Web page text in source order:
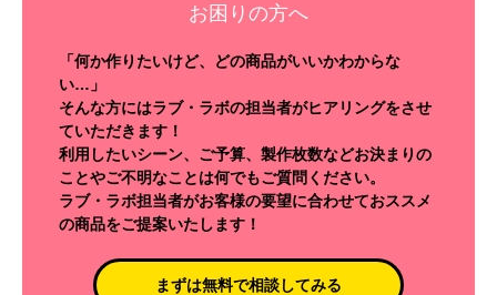
お困りの方へ
「何か作りたいけど、どの商品がいいかわからな
い…」
そんな方にはラブ・ラボの担当者がヒアリングをさせ
ていただきます！
利用したいシーン、ご予算、製作枚数などお決まりの
ことやご不明なことは何でもご質問ください。
ラブ・ラボ担当者がお客様の要望に合わせておススメ
の商品をご提案いたします！
まずは無料で相談してみる